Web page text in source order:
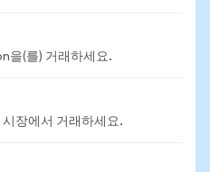
을(를) 거래하세요.
장에서 거래하세요.